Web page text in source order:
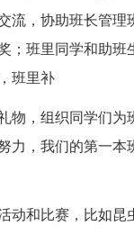
流，协助班长管
；班里同学和助
班里补
，组织同学们为
力，我们的第一
和比赛，比如昆